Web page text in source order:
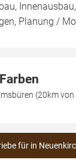
Planung /
(20km
für in